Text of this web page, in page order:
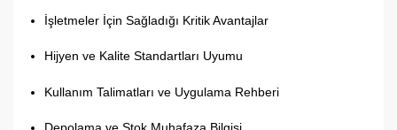
İşletmeler İçin Sağladığı Kritik Avantajlar
Hijyen ve Kalite Standartları Uyumu
Kullanım Talimatları ve Uygulama Rehberi